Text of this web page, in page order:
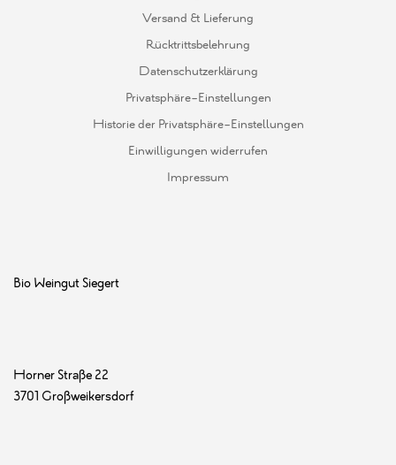
Versand & Lieferung
Rücktrittsbelehrung
Datenschutzerklärung
Privatsphäre-Einstellungen
Historie der Privatsphäre-Einstellungen
Einwilligungen widerrufen
Impressum
Bio Weingut Siegert
Horner Straße 22
3701 Großweikersdorf